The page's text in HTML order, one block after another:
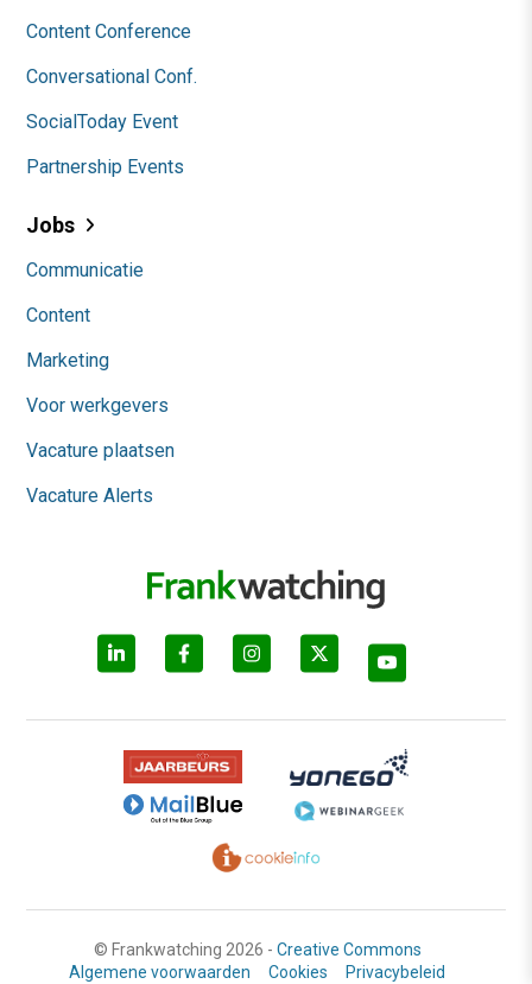
Content Conference
Conversational Conf.
SocialToday Event
Partnership Events
Jobs
Communicatie
Content
Marketing
Voor werkgevers
Vacature plaatsen
Vacature Alerts
© Frankwatching 2026 - Creative Commons
Algemene voorwaarden
Cookies Privacybeleid